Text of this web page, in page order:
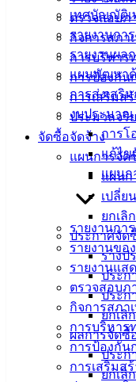
ตรวจสอบภ
กิจการสภา
การบริหาร
การป้องกัน
การเสริมส
ประมวลจริ
จัดซื้อจัดจ้าง
แผนการจัด
แผนก
เปลี่ย
ยกเลิ
ประกาศจัด
ร่างป
ประก
ประก
ยกเลิ
ผลการจัดซื้
ประก
ยกเลิ
เทศบัญญัติเ
รายงานกา
รายงานผล
แผนพัฒนาด้
การส่งเสริ
งบประมาณ
การโ
แก้ไข
แผนก
รายงานการ
รายงานขอ
รายงานแส
ตรวจสอบภ
กิจการสภา
การบริหาร
การป้องกัน
การเสริมส